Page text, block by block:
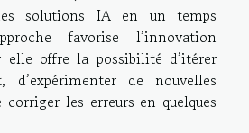
solutions IA en un temps
favorise l’innovation
elle offre la possibilité d’itérer
d’expérimenter de nouvelles
les erreurs en quelques